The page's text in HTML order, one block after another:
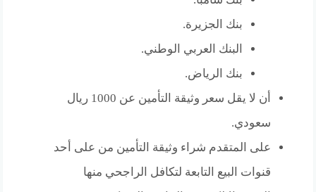
بنك الجزيرة.
البنك العربي الوطني.
بنك الرياض.
أن لا يقل سعر وثيقة التأمين عن 1000 ريال
سعودي.
على المتقدم شراء وثيقة التأمين من على أحد
قنوات البيع التابعة لتكافل الراجحي منها